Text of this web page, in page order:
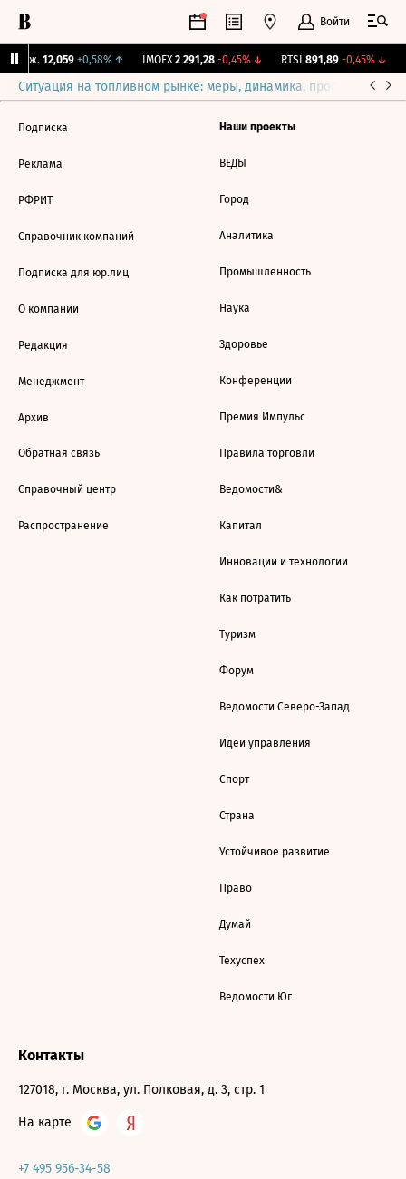
Войти
Бирж. 12,059 +0,58%↑ IMOEX 2 291,28 -0,45%↓ RTSI 891,89 -0,45%↓
Ситуация на топливном рынке: меры, динамика, прогнозы
Подписка
Реклама
РФРИТ
Справочник компаний
Подписка для юр.лиц
О компании
Редакция
Менеджмент
Архив
Обратная связь
Справочный центр
Распространение
Наши проекты
ВЕДЫ
Город
Аналитика
Промышленность
Наука
Здоровье
Конференции
Премия Импульс
Правила торговли
Ведомости&
Капитал
Инновации и технологии
Как потратить
Туризм
Форум
Ведомости Северо-Запад
Идеи управления
Спорт
Страна
Устойчивое развитие
Право
Думай
Техуспех
Ведомости Юг
Контакты
127018, г. Москва, ул. Полковая, д. 3, стр. 1
На карте
+7 495 956-34-58